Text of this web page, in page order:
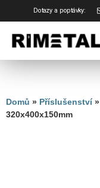
Dotazy a poptávky:
Domů » Příslušenství»
320x400x150mm